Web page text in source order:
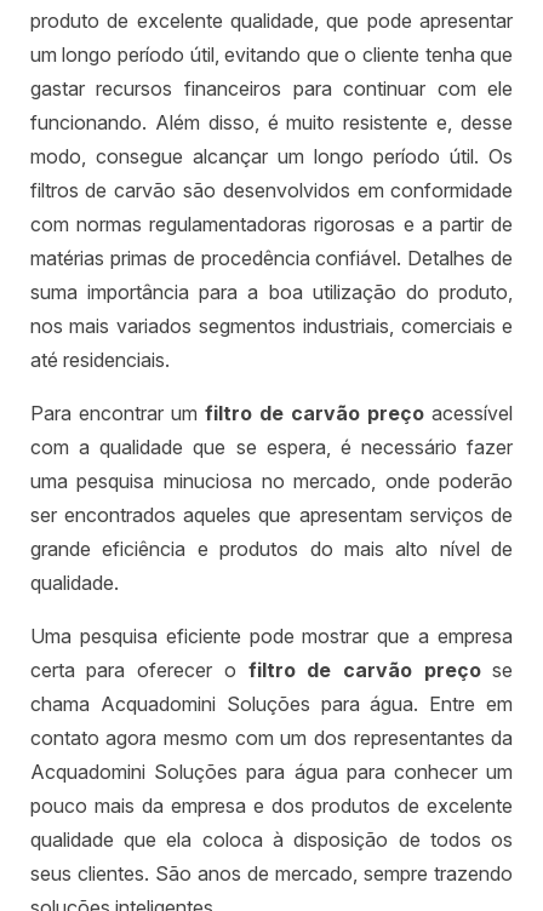
produto de excelente qualidade, que pode apresentar
um longo período útil, evitando que o cliente tenha que
gastar recursos financeiros para continuar com ele
funcionando. Além disso, é muito resistente e, desse
modo, consegue alcançar um longo período útil. Os
filtros de carvão são desenvolvidos em conformidade
com normas regulamentadoras rigorosas e a partir de
matérias primas de procedência confiável. Detalhes de
suma importância para a boa utilização do produto,
nos mais variados segmentos industriais, comerciais e
até residenciais.
Para encontrar um filtro de carvão preço acessível
com a qualidade que se espera, é necessário fazer
uma pesquisa minuciosa no mercado, onde poderão
ser encontrados aqueles que apresentam serviços de
grande eficiência e produtos do mais alto nível de
qualidade.
Uma pesquisa eficiente pode mostrar que a empresa
certa para oferecer o filtro de carvão preçose
chama Acquadomini Soluções para água. Entre em
contato agora mesmo com um dos representantes da
Acquadomini Soluções para água para conhecer um
pouco mais da empresa e dos produtos de excelente
qualidade que ela coloca à disposição de todos os
seus clientes. São anos de mercado, sempre trazendo